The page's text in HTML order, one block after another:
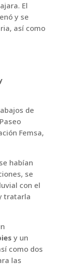
El
y se
así como
de
Femsa,
habían
se
con el
tratarla
y un
como dos
las